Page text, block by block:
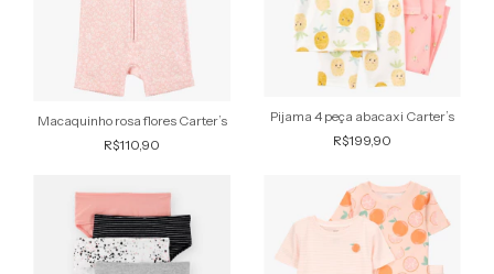
Macaquinho rosa flores Carter’s
R$110,90
Pijama 4 peça abacaxi Carter’s
R$199,90